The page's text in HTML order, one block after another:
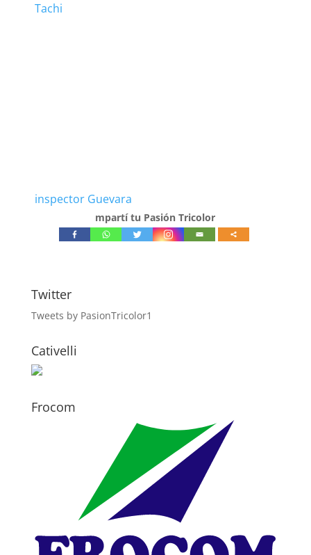
Tachi
inspector Guevara
mpartí tu Pasión Tricolor
Twitter
Tweets by PasionTricolor1
Cativelli
Frocom